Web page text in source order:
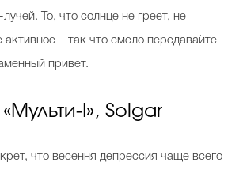
То, что солнце не греет, не
активное – так что смело передавайте
привет.
I», Solgar
что весення депрессия чаще всего